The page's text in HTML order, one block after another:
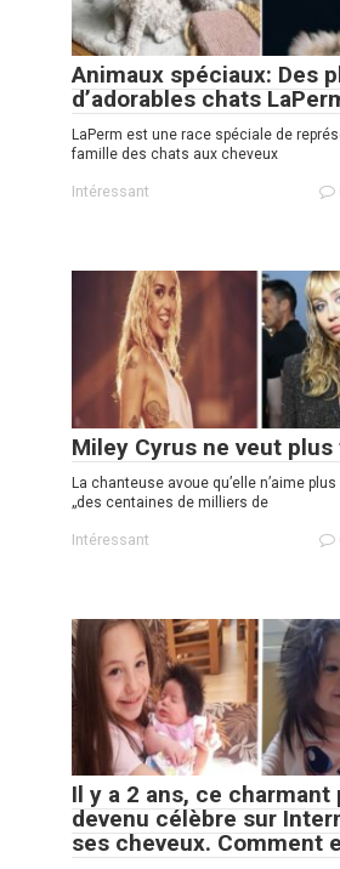
Animaux spéciaux: Des
d’adorables chats
LaPerm est une race spéciale de
famille des chats aux cheveux
Intéressant
Miley Cyrus ne veut
La chanteuse avoue qu’elle n’aime
„des centaines de milliers de
Intéressant
Il y a 2 ans, ce
devenu célèbre sur
ses cheveux. Comment